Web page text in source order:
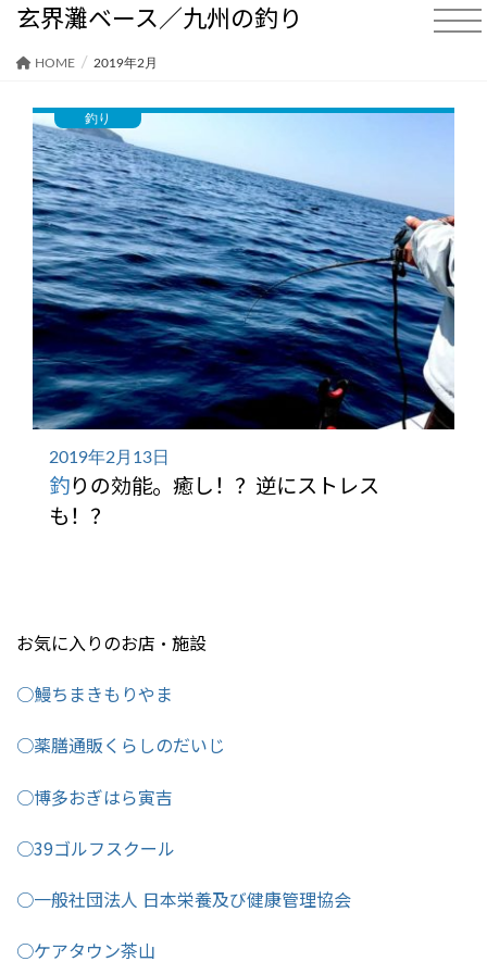
玄界灘ベース／九州の釣り
HOME 2019年2月
釣り
2019年2月13日
釣りの効能。癒し！？逆にストレス
も！？
お気に入りのお店・施設
○鰻ちまきもりやま
○薬膳通販くらしのだいじ
○博多おぎはら寅吉
○39ゴルフスクール
○一般社団法人 日本栄養及び健康管理協会
○ケアタウン茶山